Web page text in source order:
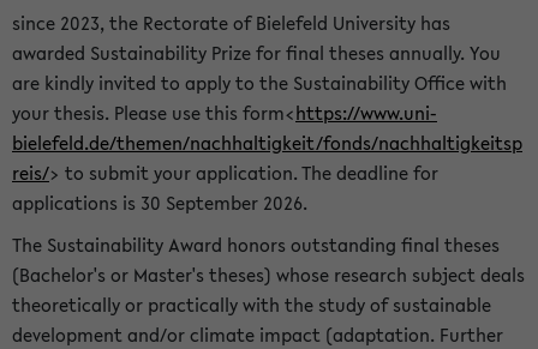
since 2023, the Rectorate of Bielefeld University has
awarded Sustainability Prize for final theses annually. You
are kindly invited to apply to the Sustainability Office with
your thesis. Please use this form<https://www.uni-
bielefeld.de/themen/nachhaltigkeit/fonds/nachhaltigkeitsp
reis/> to submit your application. The deadline for
applications is 30 September 2026.
The Sustainability Award honors outstanding final theses
(Bachelor's or Master's theses) whose research subject deals
theoretically or practically with the study of sustainable
development and/or climate impact (adaptation. Further